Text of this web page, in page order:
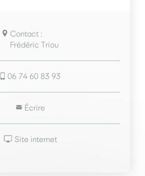
Contact :
Frédéric Triou
06 74 60 83 93
Écrire
Site internet